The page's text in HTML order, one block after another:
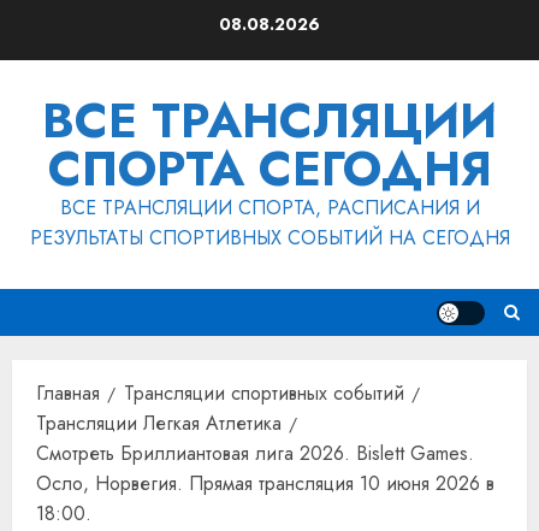
08.08.2026
ВСЕ ТРАНСЛЯЦИИ
СПОРТА СЕГОДНЯ
ВСЕ ТРАНСЛЯЦИИ СПОРТА, РАСПИСАНИЯ И
РЕЗУЛЬТАТЫ СПОРТИВНЫХ СОБЫТИЙ НА СЕГОДНЯ
Главная
Трансляции спортивных событий
Трансляции Легкая Атлетика
Смотреть Бриллиантовая лига 2026. Bislett Games.
Осло, Норвегия. Прямая трансляция 10 июня 2026 в
18:00.